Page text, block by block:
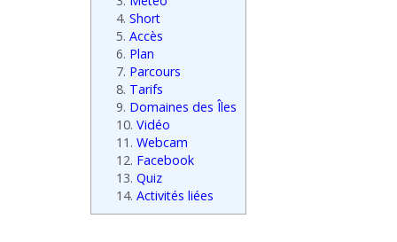
4. Short
5. Accès
6. Plan
7. Parcours
8. Tarifs
9. Domaines des Îles
10. Vidéo
11. Webcam
12. Facebook
13. Quiz
14. Activités liées